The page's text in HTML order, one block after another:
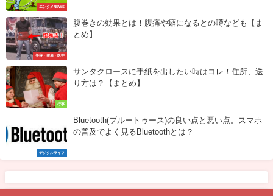
エンタメNEWS
美容・健康・医学
腹巻きの効果とは！腹痛や癖になるとの噂なども【ま
とめ】
行事
サンタクロースに手紙を出したい時はコレ！住所、送
り方は？【まとめ】
デジタルライフ
Bluetooth(ブルートゥース)の良い点と悪い点。スマホ
の普及でよく見るBluetoothとは？